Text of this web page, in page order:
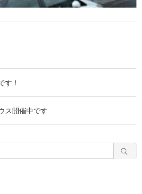
す！
ス開催中です